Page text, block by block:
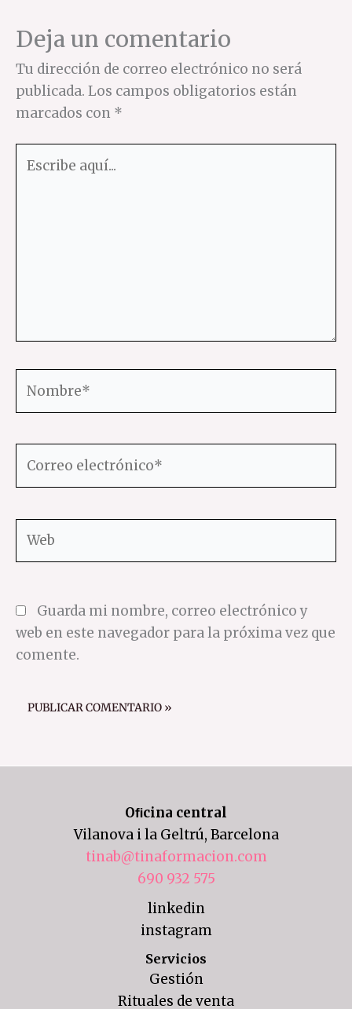
Deja un comentario
Tu dirección de correo electrónico no será
publicada. Los campos obligatorios están
marcados con *
aquí...
electrónico*
Guarda mi nombre, correo electrónico y
web en este navegador para la próxima vez que
comente.
Oﬁcina central
Vilanova i la Geltrú, Barcelona
tinab@tinaformacion.com
690 932 575
linkedin
instagram
Servicios
Gestión
Rituales de venta